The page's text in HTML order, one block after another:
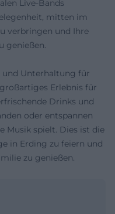
Live-Bands
mitten im
verbringen und Ihre
genießen.
und Unterhaltung für
Erlebnis für
Drinks und
oder entspannen
Musik spielt. Dies ist die
in Erding zu feiern und
zu genießen.